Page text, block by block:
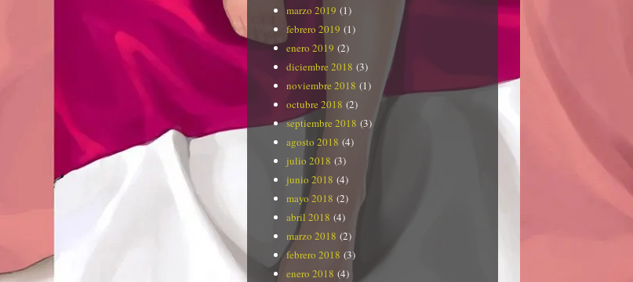
marzo 2019 (1)
febrero 2019 (1)
enero 2019 (2)
diciembre 2018 (3)
noviembre 2018 (1)
octubre 2018 (2)
septiembre 2018 (3)
agosto 2018 (4)
julio 2018 (3)
junio 2018 (4)
mayo 2018 (2)
abril 2018 (4)
marzo 2018 (2)
febrero 2018 (3)
enero 2018 (4)